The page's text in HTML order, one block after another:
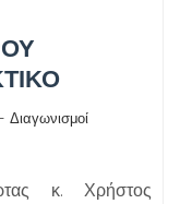
Διαγωνισμοί
κ. Χρήστος